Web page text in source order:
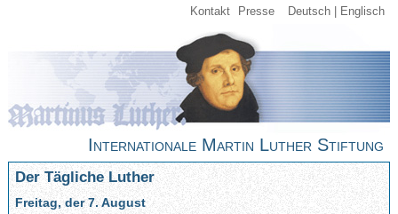
Kontakt Presse Deutsch Englisch
Internationale Martin Luther Stiftung
Der Tägliche Luther
Freitag, der 7. August